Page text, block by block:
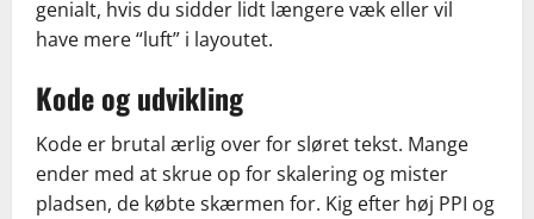
genialt, hvis du sidder lidt længere væk eller vil
have mere “luft” i layoutet.
Kode og udvikling
Kode er brutal ærlig over for sløret tekst. Mange
ender med at skrue op for skalering og mister
pladsen, de købte skærmen for. Kig efter høj PPI og